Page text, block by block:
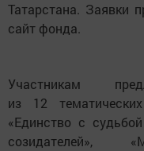
Татарстана. Заявки
сайт фонда.
Участникам
из 12
«Единство с
созидателей»,